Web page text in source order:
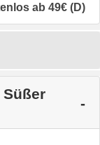
ab 49€ (D)